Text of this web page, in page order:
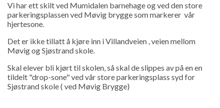
Vi har ett skilt ved Mumidalen barnehage og ved den store
parkeringsplassen ved Møvig brygge som markerer vår
hjertesone.
Det er ikke tillatt å kjøre inn i Villandveien , veien mellom
Møvig og Sjøstrand skole.
Skal elever bli kjørt til skolen, så skal de slippes av på en en
tildelt "drop-sone" ved vår store parkeringsplass syd for
Sjøstrand skole ( ved Møvig Brygge)